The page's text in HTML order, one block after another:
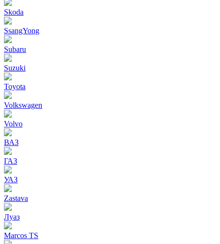
Skoda
SsangYong
Subaru
Suzuki
Toyota
Volkswagen
Volvo
ВАЗ
ГАЗ
УАЗ
Zastava
Луаз
Marcos TS